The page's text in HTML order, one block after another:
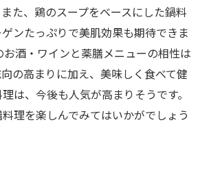
た、鶏のスープをベースにした鍋料
ンたっぷりで美肌効果も期待できま
お酒・ワインと薬膳メニューの相性は
の高まりに加え、美味しく食べて健
は、今後も人気が高まりそうです。
理を楽しんでみてはいかがでしょう